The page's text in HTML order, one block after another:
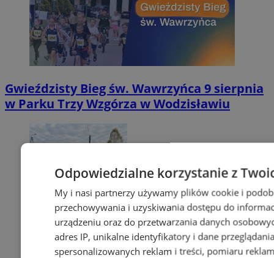
Gwieździsty Bieg św. Wawrzyńca 9 sierpnia
w Parku Trzy Wzgórza w Wodzisławiu
Odpowiedzialne korzystanie z
My i nasi partnerzy używamy plików cookie i
przechowywania i uzyskiwania dostępu do
urządzeniu oraz do przetwarzania danych
adres IP, unikalne identyfikatory i dane
spersonalizowanych reklam i treści, pomiaru